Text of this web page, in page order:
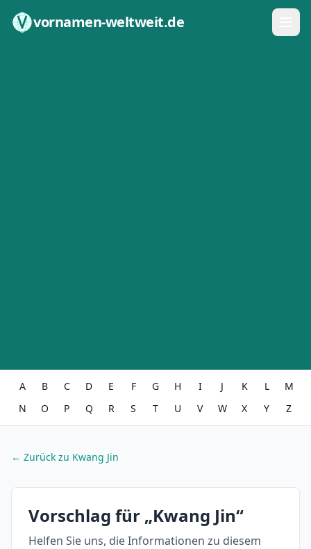
vornamen-weltweit.de
A B C D E F G H I J K L
M
N
O P Q R S T U V W X Y Z
← Zurück zu Kwang Jin
Vorschlag für „Kwang Jin“
Helfen Sie uns, die Informationen zu diesem